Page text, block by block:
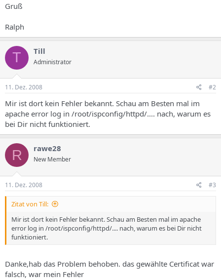
Gruß
Ralph
T Till
Administrator
11. Dez. 2008 #2
Mir ist dort kein Fehler bekannt. Schau am Besten mal im
apache error log in /root/ispconfig/httpd/.... nach, warum es
bei Dir nicht funktioniert.
R rawe28
New Member
11. Dez. 2008 #3
Zitat von Till:
Mir ist dort kein Fehler bekannt. Schau am Besten mal im apache
error log in /root/ispconfig/httpd/.... nach, warum es bei Dir nicht
funktioniert.
Danke,hab das Problem behoben. das gewählte Certificat war
falsch, war mein Fehler